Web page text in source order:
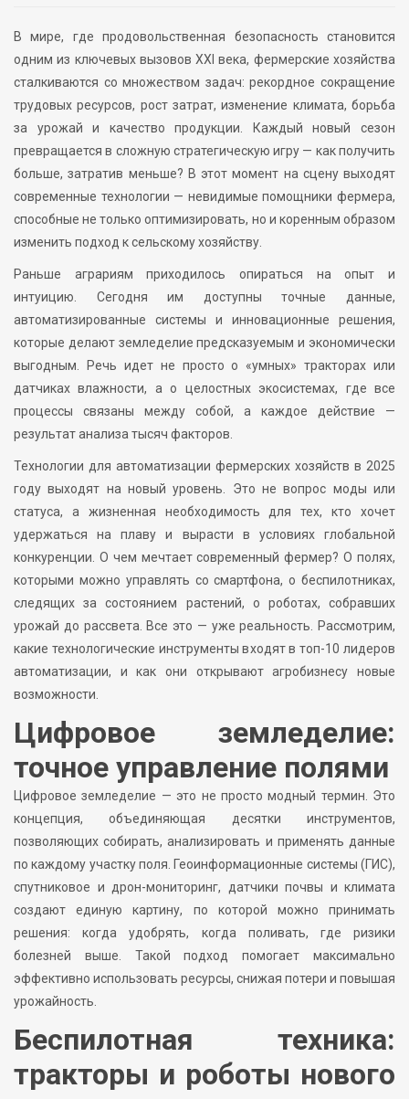
В мире, где продовольственная безопасность становится
одним из ключевых вызовов XXI века, фермерские хозяйства
сталкиваются со множеством задач: рекордное сокращение
трудовых ресурсов, рост затрат, изменение климата, борьба
за урожай и качество продукции. Каждый новый сезон
превращается в сложную стратегическую игру — как получить
больше, затратив меньше? В этот момент на сцену выходят
современные технологии — невидимые помощники фермера,
способные не только оптимизировать, но и коренным образом
изменить подход к сельскому хозяйству.
Раньше аграриям приходилось опираться на опыт и
интуицию. Сегодня им доступны точные данные,
автоматизированные системы и инновационные решения,
которые делают земледелие предсказуемым и экономически
выгодным. Речь идет не просто о «умных» тракторах или
датчиках влажности, а о целостных экосистемах, где все
процессы связаны между собой, а каждое действие —
результат анализа тысяч факторов.
Технологии для автоматизации фермерских хозяйств в 2025
году выходят на новый уровень. Это не вопрос моды или
статуса, а жизненная необходимость для тех, кто хочет
удержаться на плаву и вырасти в условиях глобальной
конкуренции. О чем мечтает современный фермер? О полях,
которыми можно управлять со смартфона, о беспилотниках,
следящих за состоянием растений, о роботах, собравших
урожай до рассвета. Все это — уже реальность. Рассмотрим,
какие технологические инструменты входят в топ-10 лидеров
автоматизации, и как они открывают агробизнесу новые
возможности.
Цифровое земледелие:
точное управление полями
Цифровое земледелие — это не просто модный термин. Это
концепция, объединяющая десятки инструментов,
позволяющих собирать, анализировать и применять данные
по каждому участку поля. Геоинформационные системы (ГИС),
спутниковое и дрон-мониторинг, датчики почвы и климата
создают единую картину, по которой можно принимать
решения: когда удобрять, когда поливать, где ризики
болезней выше. Такой подход помогает максимально
эффективно использовать ресурсы, снижая потери и повышая
урожайность.
Беспилотная техника:
тракторы и роботы нового